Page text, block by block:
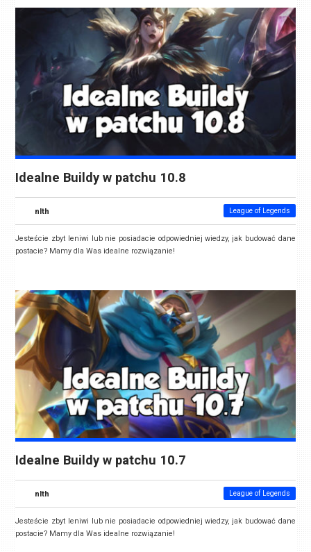
Idealne Buildy w patchu 10.8
nlth League of Legends
Jesteście zbyt leniwi lub nie posiadacie odpowiedniej wiedzy, jak budować dane
postacie? Mamy dla Was idealne rozwiązanie!
Idealne Buildy w patchu 10.7
nlth League of Legends
Jesteście zbyt leniwi lub nie posiadacie odpowiedniej wiedzy, jak budować dane
postacie? Mamy dla Was idealne rozwiązanie!